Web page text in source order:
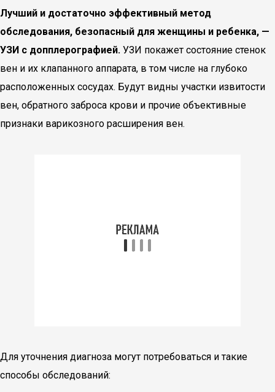
Лучший и достаточно эффективный метод
обследования, безопасный для женщины и ребенка, —
УЗИ с допплерографией. УЗИ покажет состояние стенок
вен и их клапанного аппарата, в том числе на глубоко
расположенных сосудах. Будут видны участки извитости
вен, обратного заброса крови и прочие объективные
признаки варикозного расширения вен.
Для уточнения диагноза могут потребоваться и такие
способы обследований: